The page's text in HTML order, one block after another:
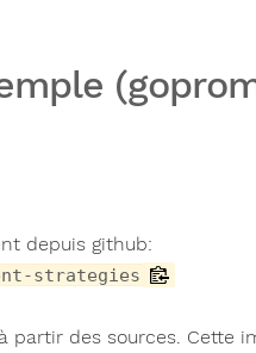
depuis github:
strategies
partir des sources. Cette